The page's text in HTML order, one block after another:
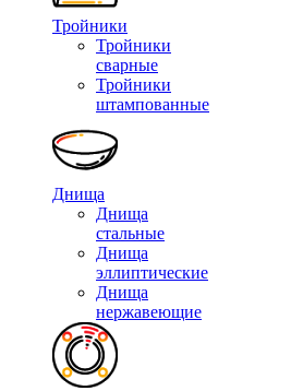
Тройники
Тройники
сварные
Тройники
штампованные
Днища
Днища
стальные
Днища
эллиптические
Днища
нержавеющие